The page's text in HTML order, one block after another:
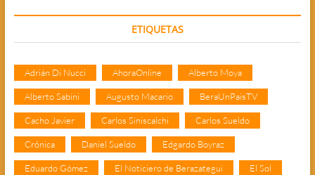
ETIQUETAS
Adrián Di Nucci AhoraOnline Alberto Moya
Alberto Sabini Augusto Macario BeraUnPaisTV
Cacho Javier Carlos Siniscalchi Carlos Sueldo
Crónica Daniel Sueldo Edgardo Boyraz
Eduardo Gómez El Noticiero de Berazategui El Sol